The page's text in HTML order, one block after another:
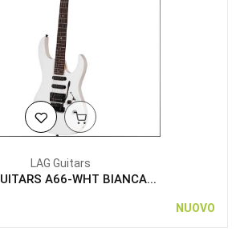
LAG Guitars
A66-WHT BIANCA...
NUOVO